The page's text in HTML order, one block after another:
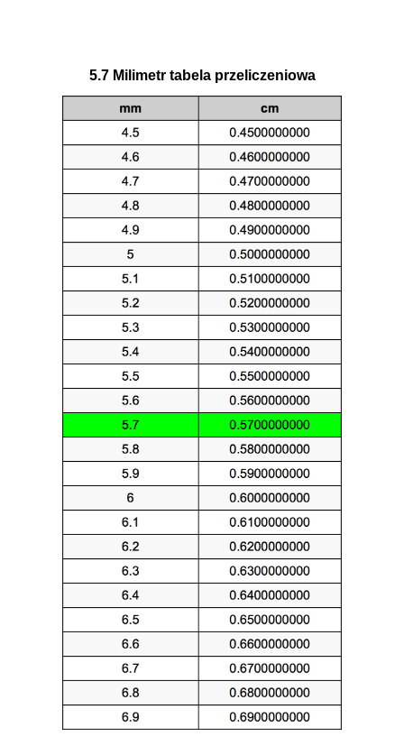
5.7 Milimetr tabela przeliczeniowa